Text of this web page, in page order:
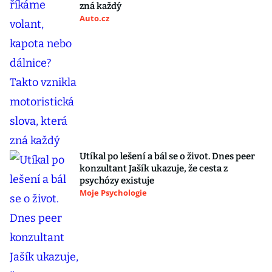
zná každý
Auto.cz
Utíkal po lešení a bál se o život. Dnes peer
konzultant Jašík ukazuje, že cesta z
psychózy existuje
Moje Psychologie